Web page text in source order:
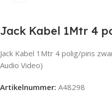
Jack Kabel 1Mtr 4
Jack Kabel 1Mtr 4 polig/pins
Audio Video)
Artikelnummer: A48298